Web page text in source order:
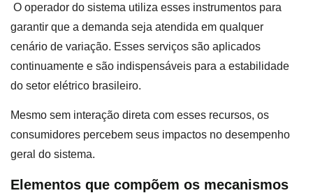
O operador do sistema utiliza esses instrumentos para
garantir que a demanda seja atendida em qualquer
cenário de variação. Esses serviços são aplicados
continuamente e são indispensáveis para a estabilidade
do setor elétrico brasileiro.
Mesmo sem interação direta com esses recursos, os
consumidores percebem seus impactos no desempenho
geral do sistema.
Elementos que compõem os mecanismos